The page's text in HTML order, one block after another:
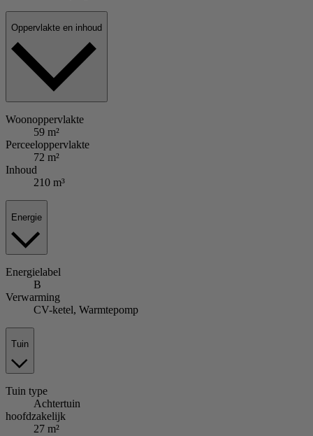
Oppervlakte en inhoud
Woonoppervlakte
59 m²
Perceeloppervlakte
72 m²
Inhoud
210 m³
Energie
Energielabel
B
Verwarming
CV-ketel, Warmtepomp
Tuin
Tuin type
Achtertuin
hoofdzakelijk
27 m²